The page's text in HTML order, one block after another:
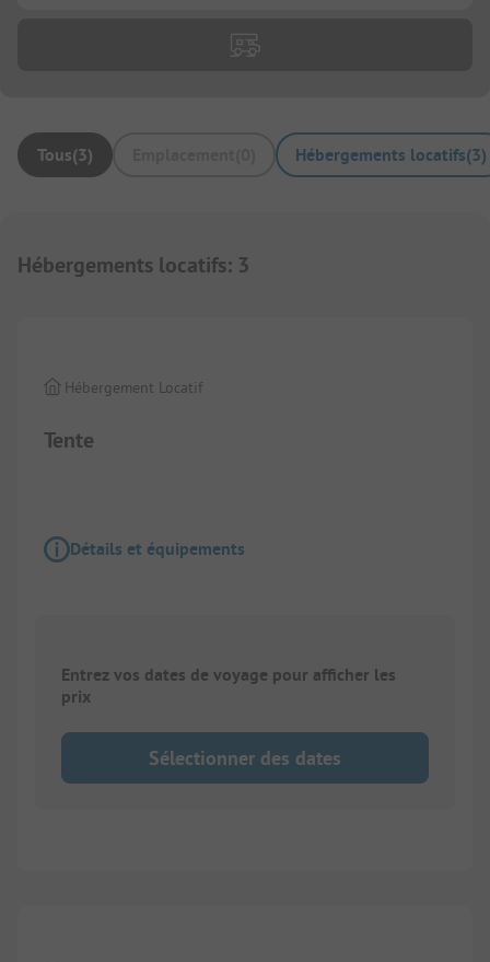
Tous(3) Hébergements locatifs(3)
Hébergements locatifs: 3
Tente
Hébergement Locatif
Détails et équipements
Entrez vos dates de voyage pour afficher les
prix
Sélectionner des dates